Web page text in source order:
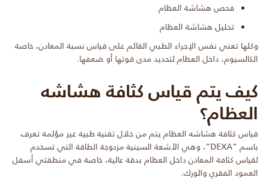
فحص هشاشة العظام
تحليل هشاشة العظام
وكلها تعني نفس الإجراء الطبي القائم على قياس نسبة المعادن، خاصة
الكالسيوم، داخل العظام لتحديد مدى قوتها أو ضعفها.
كيف يتم قياس كثافة هشاشه
العظام؟
قياس كثافة هشاشه العظام يتم من خلال تقنية طبية غير مؤلمة تعرف
باسم “DEXA”، وهي الأشعة السينية مزدوجة الطاقة التي تسخدم
لقياس كثافة المعادن داخل العظام بدقة عالية، خاصة في منطقتي أسفل
العمود الفقري والورك.